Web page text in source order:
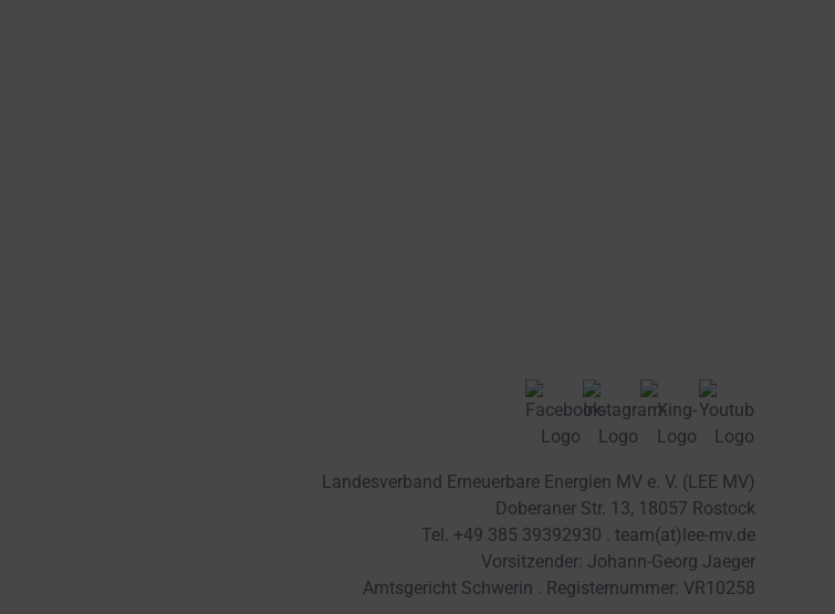
Landesverband Erneuerbare Energien MV e. V. (LEE MV)
Doberaner Str. 13, 18057 Rostock
Tel. +49 385 39392930 . team(at)lee-mv.de
Vorsitzender: Johann-Georg Jaeger
Amtsgericht Schwerin . Registernummer: VR10258